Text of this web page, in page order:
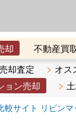
却 不動産買
示場
ベスト
却査定 オス
ョン売却
較サイト リビンマ